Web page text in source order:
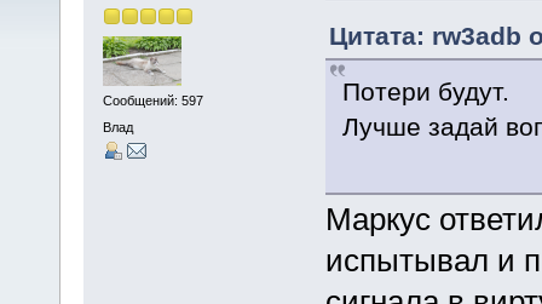
Сообщений: 597
Влад
Цитата: rw3adb
Потери будут.
Лучше задай
Маркус
испытывал и